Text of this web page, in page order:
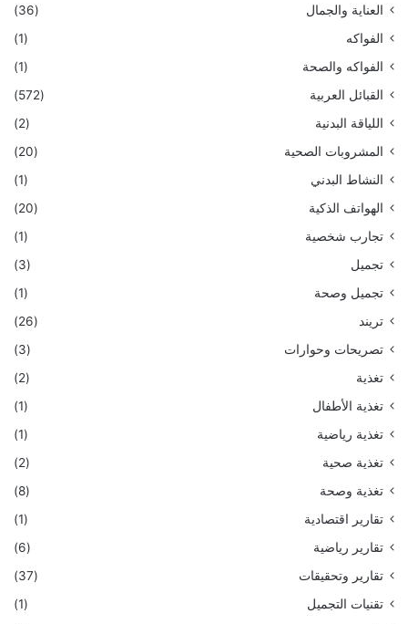
العناية والجمال
(36)
الفواكه
(1)
الفواكه والصحة
(1)
القبائل العربية
(572)
اللياقة البدنية
(2)
المشروبات الصحية
(20)
النشاط البدني
(1)
الهواتف الذكية
(20)
تجارب شخصية
(1)
تجميل
(3)
تجميل وصحة
(1)
تريند
(26)
تصريحات وحوارات
(3)
تغذية
(2)
تغذية الأطفال
(1)
تغذية رياضية
(1)
تغذية صحية
(2)
تغذية وصحة
(8)
تقارير اقتصادية
(1)
تقارير رياضية
(6)
تقارير وتحقيقات
(37)
تقنيات التجميل
(1)